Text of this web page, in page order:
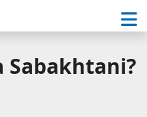
Sabakhtani?